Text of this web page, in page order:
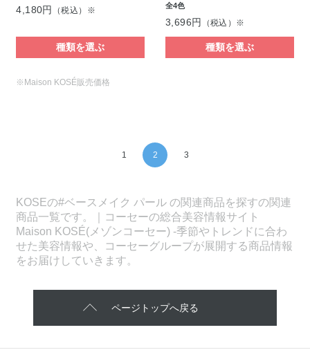
4,180円 （税込）※
種類を選ぶ
全4色
3,696円 （税込）※
種類を選ぶ
※Maison KOSÉ販売価格
1 2 3
KOSEの#ベースメイク パール の関連商品を探すの関連
商品一覧です。｜コーセーの総合美容情報サイト
Maison KOSÉ(メゾンコーセー) -季節やトレンドに合わ
せた美容情報や、コーセーグループが展開する商品情報
をお届けしていきます。
ページトップへ戻る